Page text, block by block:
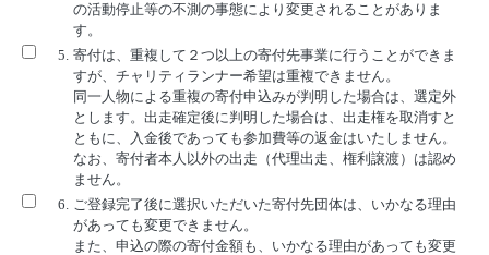
の活動停止等の不測の事態により変更されることがありま
す。
5. 寄付は、重複して２つ以上の寄付先事業に行うことができま
すが、チャリティランナー希望は重複できません。
同一人物による重複の寄付申込みが判明した場合は、選定外
とします。出走確定後に判明した場合は、出走権を取消すと
ともに、入金後であっても参加費等の返金はいたしません。
なお、寄付者本人以外の出走（代理出走、権利譲渡）は認め
ません。
6. ご登録完了後に選択いただいた寄付先団体は、いかなる理由
があっても変更できません。
また、申込の際の寄付金額も、いかなる理由があっても変更